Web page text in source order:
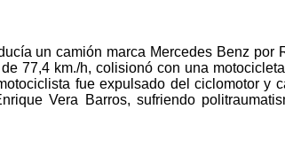
un camión marca Mercedes Benz
77,4 km./h, colisionó con una
fue expulsado del ciclomotor y
Vera Barros, sufriendo